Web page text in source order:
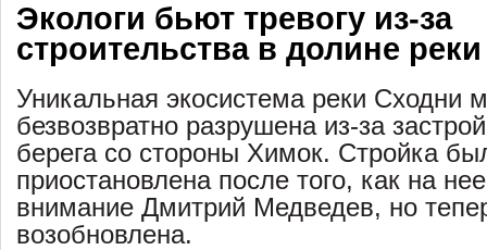
Экологи бьют тревогу из-за
строительства в долине
Уникальная экосистема реки Сходни
безвозвратно разрушена из-за
берега со стороны Химок. Стройка
приостановлена после того, как на
внимание Дмитрий Медведев, но
возобновлена.